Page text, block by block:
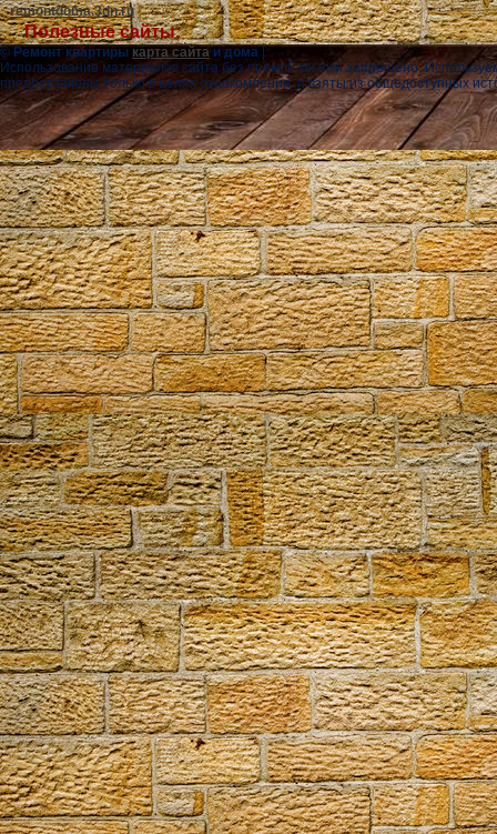
remontdoma.3dn.ru
Полезные сайты:
© Ремонт квартиры карта сайта и дома
Использование материалов сайта без прямой ссылки запрещено.
предоставлены только в целях ознакомления, и взяты из общедоступных